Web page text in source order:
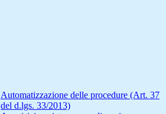
Automatizzazione delle procedure (Art. 37
del d.lgs. 33/2013)